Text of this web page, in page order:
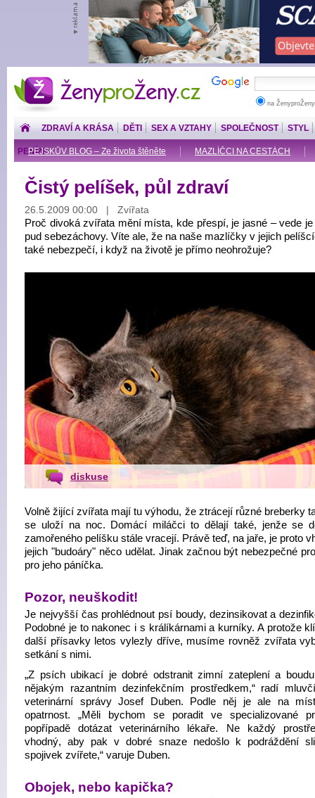
ŽenyproŽeny.cz
na
ZDRAVÍ A KRÁSA DĚTI SEX A VZTAHY SPOLEČNOST STYL
PEJSKŮV BLOG – Ze života štěněte MAZLÍČCI NA CESTÁCH
PENÍZE
Čistý pelíšek, půl zdraví
26.5.2009 00:00 | Zvířata
Proč divoká zvířata mění místa, kde přespí, je jasné – vede
pud sebezáchovy. Víte ale, že na naše mazlíčky v jejich
také nebezpečí, i když na životě je přímo neohrožuje?
diskuse
Volně žijící zvířata mají tu výhodu, že ztrácejí různé breberky
se uloží na noc. Domácí miláčci to dělají také, jenže se
zamořeného pelíšku stále vracejí. Právě teď, na jaře, je proto
jejich "budoáry" něco udělat. Jinak začnou být nebezpečné
pro jeho páníčka.
Pozor, neuškodit!
Je nejvyšší čas prohlédnout psí boudy, dezinsikovat a
Podobné je to nakonec i s králíkárnami a kurníky. A protože
další přísavky letos vylezly dříve, musíme rovněž zvířata
setkání s nimi.
„Z psích ubikací je dobré odstranit zimní zateplení a
nějakým razantním dezinfekčním prostředkem,“ radí
veterinární správy Josef Duben. Podle něj je ale na
opatrnost. „Měli bychom se poradit ve specializované
popřípadě dotázat veterinárního lékaře. Ne každý
vhodný, aby pak v dobré snaze nedošlo k podráždění
spojivek zvířete,“ varuje Duben.
Obojek, nebo kapička?